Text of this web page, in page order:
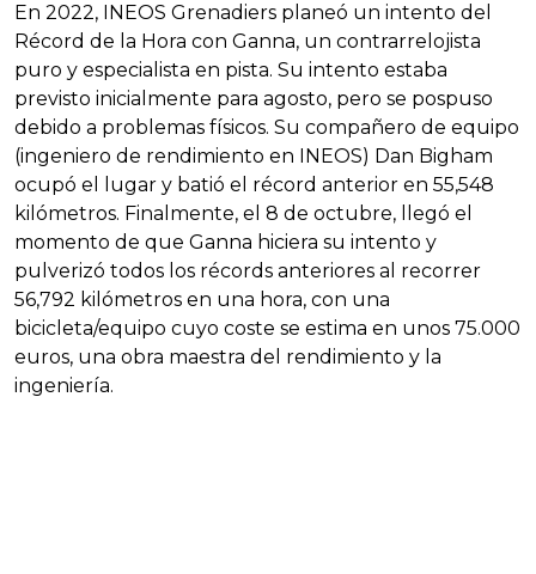
En 2022, INEOS Grenadiers planeó un intento del
Récord de la Hora con Ganna, un contrarrelojista
puro y especialista en pista. Su intento estaba
previsto inicialmente para agosto, pero se pospuso
debido a problemas físicos. Su compañero de equipo
(ingeniero de rendimiento en INEOS) Dan Bigham
ocupó el lugar y batió el récord anterior en 55,548
kilómetros. Finalmente, el 8 de octubre, llegó el
momento de que Ganna hiciera su intento y
pulverizó todos los récords anteriores al recorrer
56,792 kilómetros en una hora, con una
bicicleta/equipo cuyo coste se estima en unos 75.000
euros, una obra maestra del rendimiento y la
ingeniería.